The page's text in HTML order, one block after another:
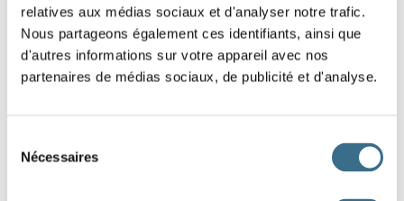
relatives aux médias sociaux et d'analyser notre trafic.
Nous partageons également ces identifiants, ainsi que
d'autres informations sur votre appareil avec nos
partenaires de médias sociaux, de publicité et d'analyse.
Nécessaires